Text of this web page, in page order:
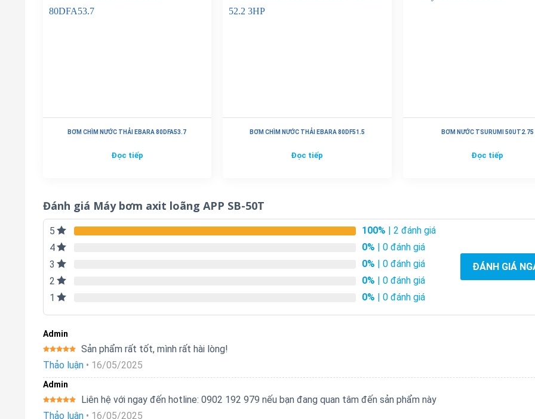
BƠM CHÌM NƯỚC THẢI EBARA 80DFA53.7
Đọc tiếp
BƠM CHÌM NƯỚC THẢI EBARA 80DF51.5
Đọc tiếp
BƠM NƯỚC TSURUMI 50UT2.75
Đọc tiếp
Đánh giá Máy bơm axit loãng APP SB-50T
5 100% | 2 đánh giá
4
0% | 0 đánh giá
3
0% | 0 đánh giá
2
0% | 0 đánh giá
1
0% | 0 đánh giá
ĐÁNH GIÁ
Admin
Được xếp
hạng5 5
Sản phẩm rất tốt, mình rất hài lòng!
Thảo luận • 16/05/2025
Admin
Được xếp
hạng5 5
Liên hệ với ngay đến hotline: 0902 192 979 nếu bạn đang quan tâm đến sản phẩm này
Thảo luận • 16/05/2025